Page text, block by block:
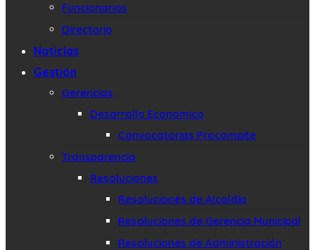
Funcionarios
Directorio
Noticias
Gestión
Gerencias
Desarrollo Economico
Convocatorias Procompite
Transparencia
Resoluciones
Resoluciones de Alcaldía
Resoluciones de Gerencia Municipal
Resoluciones de Administración